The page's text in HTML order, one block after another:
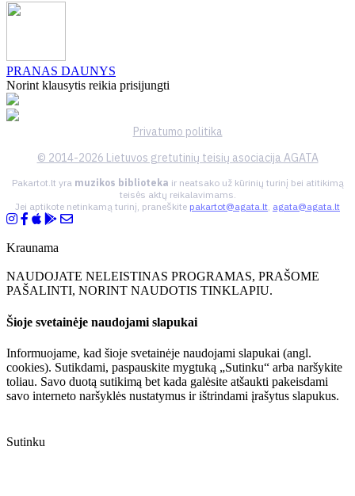
PRANAS DAUNYS
Norint klausytis reikia prisijungti
Privatumo politika
© 2014-2026 Lietuvos gretutinių teisių asociacija AGATA
Pakartot.lt yra muzikos biblioteka ir neatsako už kūrinių turinį bei atitikimą
teisės aktų reikalavimams.
Jei aptikote netinkamą turinį, praneškite pakartot@agata.lt, agata@agata.lt
Kraunama
NAUDOJATE NELEISTINAS PROGRAMAS, PRAŠOME
PAŠALINTI, NORINT NAUDOTIS TINKLAPIU.
Šioje svetainėje naudojami slapukai
Informuojame, kad šioje svetainėje naudojami slapukai (angl.
cookies). Sutikdami, paspauskite mygtuką „Sutinku“ arba naršykite
toliau. Savo duotą sutikimą bet kada galėsite atšaukti pakeisdami
savo interneto naršyklės nustatymus ir ištrindami įrašytus slapukus.
Sutinku